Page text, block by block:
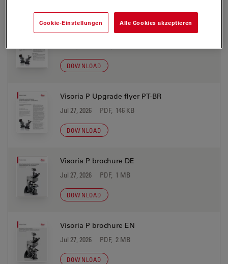
Visoria P Upgrade flyer KO
DOWNLOAD
Visoria P Upgrade flyer PT-BR
Jul 27, 2026 PDF, 146 KB
DOWNLOAD
Visoria P brochure DE
Jul 27, 2026 PDF, 1 MB
DOWNLOAD
Visoria P brochure EN
Jul 27, 2026 PDF, 2 MB
DOWNLOAD
Cookie-Einstellungen Alle Cookies akzeptieren